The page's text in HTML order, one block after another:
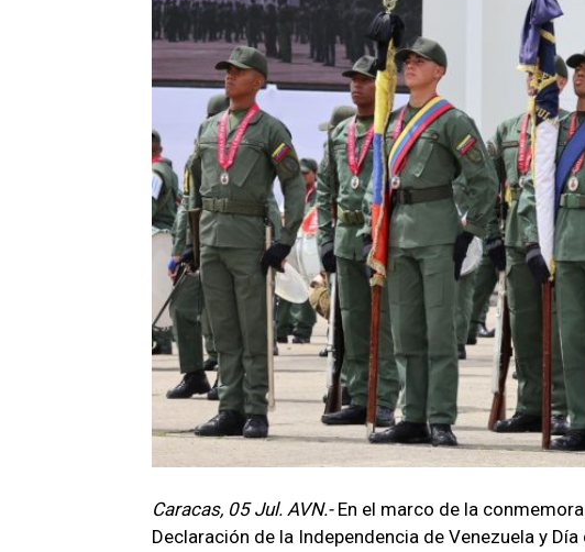
Caracas, 05 Jul. AVN.- En el marco de la
Declaración de la Independencia de Venezuela y